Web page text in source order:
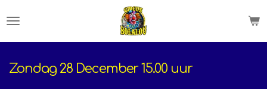
direct
naar
hoofdinhoud
Zondag 28 December 15.00 uur